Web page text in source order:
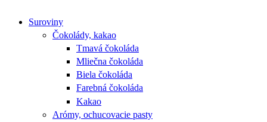
Suroviny
Čokolády, kakao
Tmavá čokoláda
Mliečna čokoláda
Biela čokoláda
Farebná čokoláda
Kakao
Arómy, ochucovacie pasty